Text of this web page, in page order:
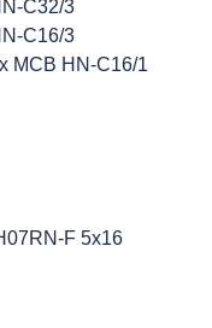
C32/3
C16/3
MCB HN-C16/1
F 5x16